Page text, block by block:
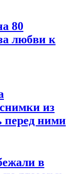
80
любви к
из
перед ними
в